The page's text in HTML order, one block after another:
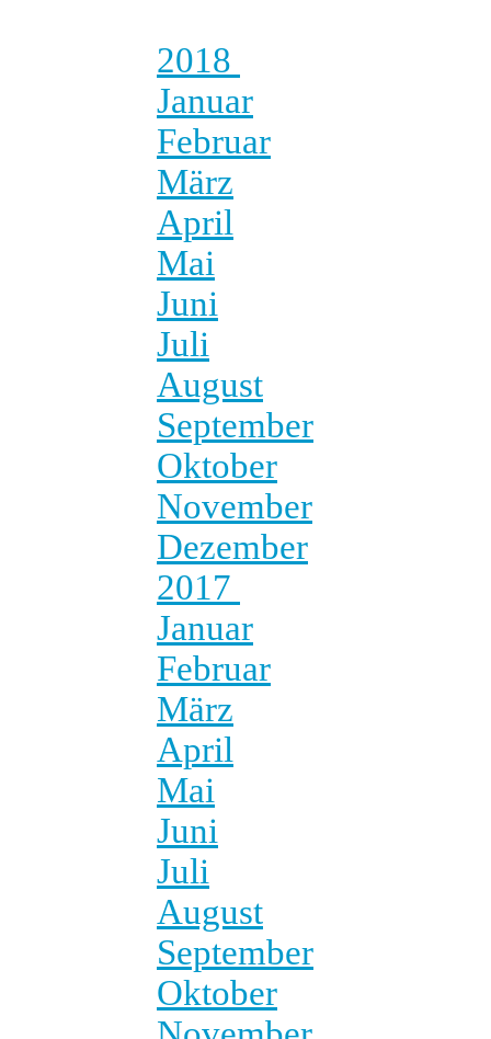
2018
Januar
Februar
März
April
Mai
Juni
Juli
August
September
Oktober
November
Dezember
2017
Januar
Februar
März
April
Mai
Juni
Juli
August
September
Oktober